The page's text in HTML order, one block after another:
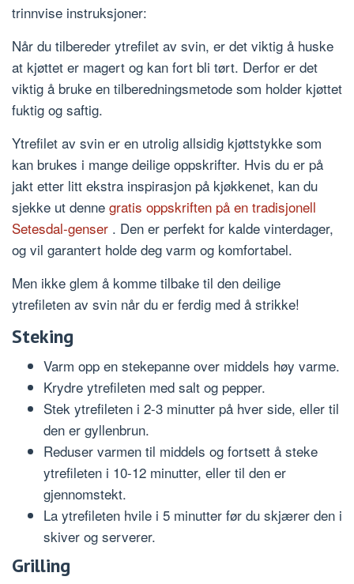
trinnvise instruksjoner:
Når du tilbereder ytrefilet av svin, er det viktig å huske
at kjøttet er magert og kan fort bli tørt. Derfor er det
viktig å bruke en tilberedningsmetode som holder kjøttet
fuktig og saftig.
Ytrefilet av svin er en utrolig allsidig kjøttstykke som
kan brukes i mange deilige oppskrifter. Hvis du er på
jakt etter litt ekstra inspirasjon på kjøkkenet, kan du
sjekke ut denne gratis oppskriften på en tradisjonell
Setesdal-genser . Den er perfekt for kalde vinterdager,
og vil garantert holde deg varm og komfortabel.
Men ikke glem å komme tilbake til den deilige
ytrefileten av svin når du er ferdig med å strikke!
Steking
Varm opp en stekepanne over middels høy varme.
Krydre ytrefileten med salt og pepper.
Stek ytrefileten i 2-3 minutter på hver side, eller til
den er gyllenbrun.
Reduser varmen til middels og fortsett å steke
ytrefileten i 10-12 minutter, eller til den er
gjennomstekt.
La ytrefileten hvile i 5 minutter før du skjærer den i
skiver og serverer.
Grilling